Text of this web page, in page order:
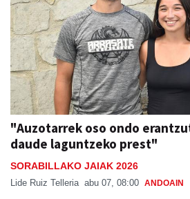
"Auzotarrek oso ondo
daude laguntzeko prest"
SORABILLAKO JAIAK 2026
Lide Ruiz Telleria abu 07, 08:00 ANDOAIN